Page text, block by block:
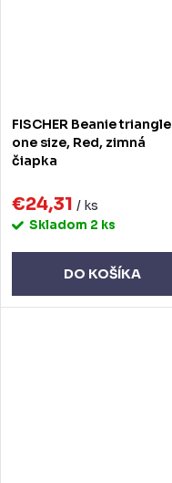
FISCHER Beanie triangle
one size, Red, zimná
čiapka
€24,31 / ks
Skladom 2 ks
DO KOŠÍKA